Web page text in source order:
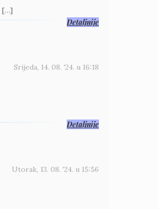
[…]
Detaljnije
Srijeda, 14. 08. '24. u 16:18
Detaljnije
Utorak, 13. 08. '24. u 15:56